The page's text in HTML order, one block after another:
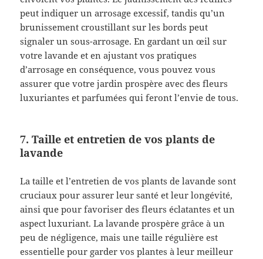
peut indiquer un arrosage excessif, tandis qu’un
brunissement croustillant sur les bords peut
signaler un sous-arrosage. En gardant un œil sur
votre lavande et en ajustant vos pratiques
d’arrosage en conséquence, vous pouvez vous
assurer que votre jardin prospère avec des fleurs
luxuriantes et parfumées qui feront l’envie de tous.
7. Taille et entretien de vos plants de
lavande
La taille et l’entretien de vos plants de lavande sont
cruciaux pour assurer leur santé et leur longévité,
ainsi que pour favoriser des fleurs éclatantes et un
aspect luxuriant. La lavande prospère grâce à un
peu de négligence, mais une taille régulière est
essentielle pour garder vos plantes à leur meilleur